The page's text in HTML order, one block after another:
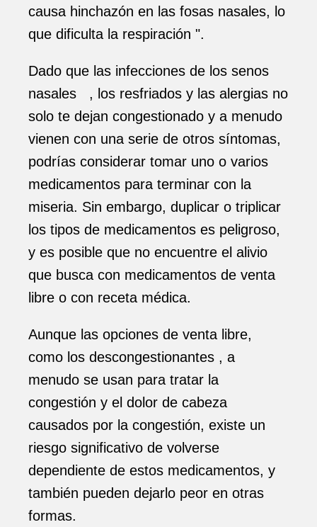
causa hinchazón en las fosas nasales, lo
que dificulta la respiración ".
Dado que las infecciones de los senos
nasales , los resfriados y las alergias no
solo te dejan congestionado y a menudo
vienen con una serie de otros síntomas,
podrías considerar tomar uno o varios
medicamentos para terminar con la
miseria. Sin embargo, duplicar o triplicar
los tipos de medicamentos es peligroso,
y es posible que no encuentre el alivio
que busca con medicamentos de venta
libre o con receta médica.
Aunque las opciones de venta libre,
como los descongestionantes , a
menudo se usan para tratar la
congestión y el dolor de cabeza
causados ​​por la congestión, existe un
riesgo significativo de volverse
dependiente de estos medicamentos, y
también pueden dejarlo peor en otras
formas.